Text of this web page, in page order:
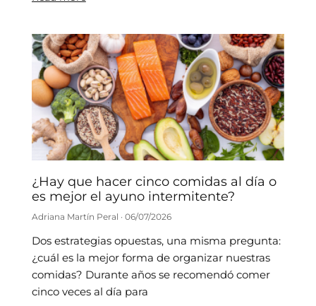
¿Hay que hacer cinco comidas al día o
es mejor el ayuno intermitente?
Adriana Martín Peral 06/07/2026
Dos estrategias opuestas, una misma pregunta:
¿cuál es la mejor forma de organizar nuestras
comidas? Durante años se recomendó comer
cinco veces al día para